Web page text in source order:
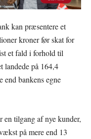
kan præsentere et
kroner før skat for
et fald i forhold til
landede på 164,4
end bankens egne
en tilgang af nye kunder,
på mere end 13